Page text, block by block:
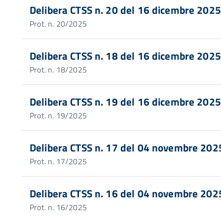
Delibera CTSS n. 20 del 16 dicembre 2025
Prot. n. 20/2025
Delibera CTSS n. 18 del 16 dicembre 2025
Prot. n. 18/2025
Delibera CTSS n. 19 del 16 dicembre 2025
Prot. n. 19/2025
Delibera CTSS n. 17 del 04 novembre
Prot. n. 17/2025
Delibera CTSS n. 16 del 04 novembre
Prot. n. 16/2025